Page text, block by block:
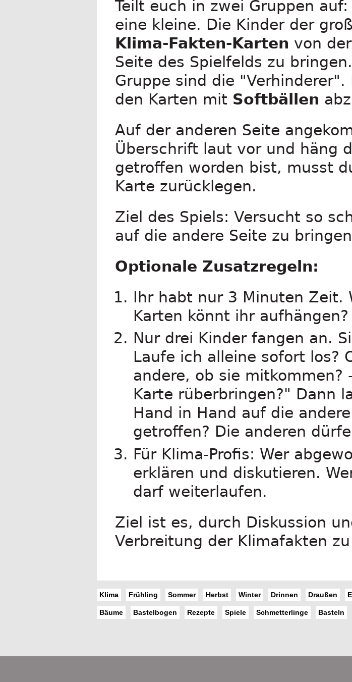
Teilt euch in zwei Gruppen
eine kleine. Die Kinder der
Klima-Fakten-Karten von
Seite des Spielfelds zu
Gruppe sind die
den Karten mit Softbällen
Auf der anderen Seite
Überschrift laut vor und häng
getroffen worden bist, musst
Karte zurücklegen.
Ziel des Spiels: Versucht so
auf die andere Seite zu
Optionale Zusatzregeln:
Ihr habt nur 3 Minuten Zeit.
Karten könnt ihr aufhängen?
Nur drei Kinder fangen an.
Laufe ich alleine sofort los?
andere, ob sie
Karte rüberbringen?" Dann
Hand in Hand auf die
getroffen? Die anderen
Für Klima-Profis: Wer
erklären und diskutieren.
darf weiterlaufen.
Ziel ist es, durch Diskussion
Verbreitung der Klimafakten
Klima Frühling Sommer Herbst Winter Drinnen Draußen
Bäume Bastelbogen Rezepte Spiele Schmetterlinge Basteln
Footer